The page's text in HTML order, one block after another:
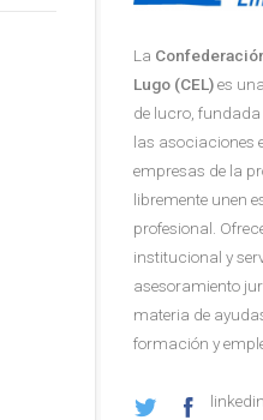
La
Lugo (CEL)es
de lucro,
las asociaciones
empresas de la
libremente unen
profesional.
institucional y
asesoramiento
materia de
formación y
linkedin